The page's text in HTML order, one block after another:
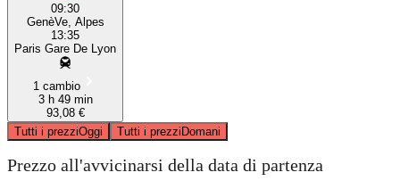
09:30
GenèVe, Alpes
13:35
Paris Gare De Lyon
1 cambio
3 h 49 min
93,08 €
Tutti i prezziOggi Tutti i prezziDomani
Prezzo all'avvicinarsi della data di partenza